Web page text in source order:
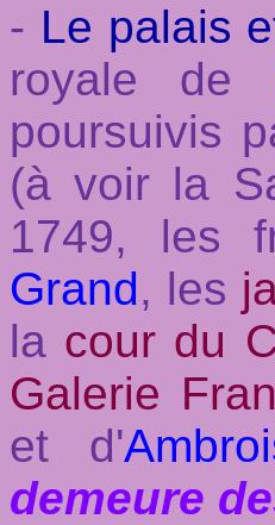
- Le palais
royale de
poursuivis
(à voir la
1749, les
Grand, les
la cour du
Galerie
et d'
demeure